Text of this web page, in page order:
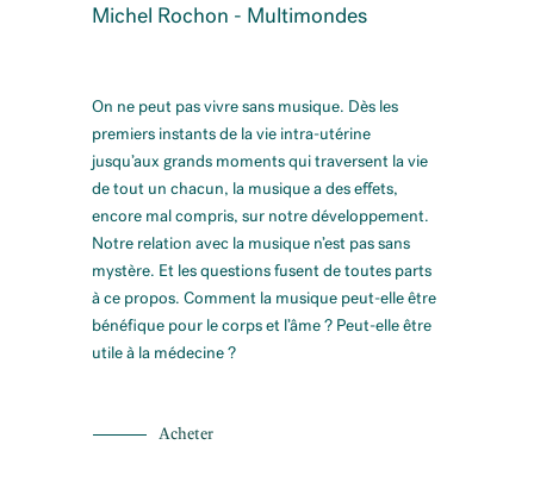
Michel Rochon - Multimondes
On ne peut pas vivre sans musique. Dès les
premiers instants de la vie intra-utérine
jusqu’aux grands moments qui traversent la vie
de tout un chacun, la musique a des effets,
encore mal compris, sur notre développement.
Notre relation avec la musique n’est pas sans
mystère. Et les questions fusent de toutes parts
à ce propos. Comment la musique peut-elle être
bénéfique pour le corps et l’âme ? Peut-elle être
utile à la médecine ?
Acheter